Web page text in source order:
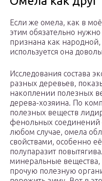
Если же омела, как в
этим обязательно
признана как
используется она
Исследования состава
разных деревьев,
накоплении полезных
дерева-хозяина. По
полезных веществ
фенольных
любом случае, омела
свойствами, особенно
полупаразит
минеральные
прочую полезную